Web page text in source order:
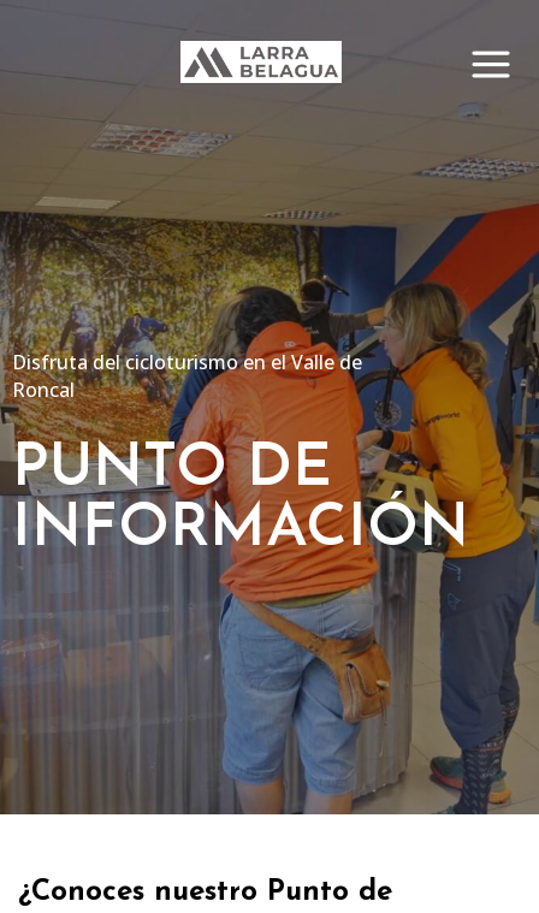
Disfruta del cicloturismo en el Valle de
Roncal
PUNTO DE
INFORMACIÓN
¿Conoces nuestro Punto de